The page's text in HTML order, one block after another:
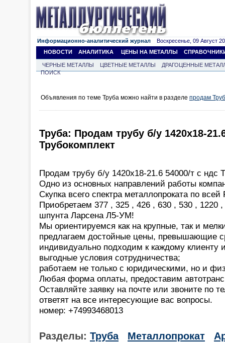
Информационно-аналитический журнал Воскресенье, 09 Август
НОВОСТИ
АНАЛИТИКА ЦЕНЫ НА МЕТАЛЛЫ
ЧЕРНЫЕ МЕТАЛЛЫ ЦВЕТНЫЕ МЕТАЛЛЫ
ДРАГОЦЕННЫЕ
ПОИСК
Объявления по теме Труба можно найти в разделе продам
Труба: Продам трубу б/у 1420x18-
Трубокомплект
Продам трубу б/у 1420x18-21.6 54000/т с ндс
Одно из основных направлений работы
Скупка всего спектра металлопроката по всей
Приобретаем 377 , 325 , 426 , 630 , 530 , 1220
шпунта Ларсена Л5-УМ!
Мы ориентируемся как на крупные, так и
предлагаем достойные цены, превышающие
индивидуально подходим к каждому клиенту
выгодные условия сотрудничества;
работаем не только с юридическими, но и
Любая форма оплаты, предоставим
Оставляйте заявку на почте или звоните по
ответят на все интересующие вас вопросы.
номер: +74993468013
Разделы: Труба Металлопрокат